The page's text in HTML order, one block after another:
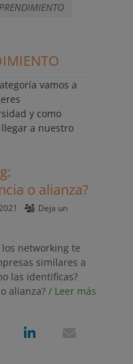
vamos a
y como
a nuestro
o alianza?
Deja un
los networking te
similares a
las identificas?
alianza? / Leer más